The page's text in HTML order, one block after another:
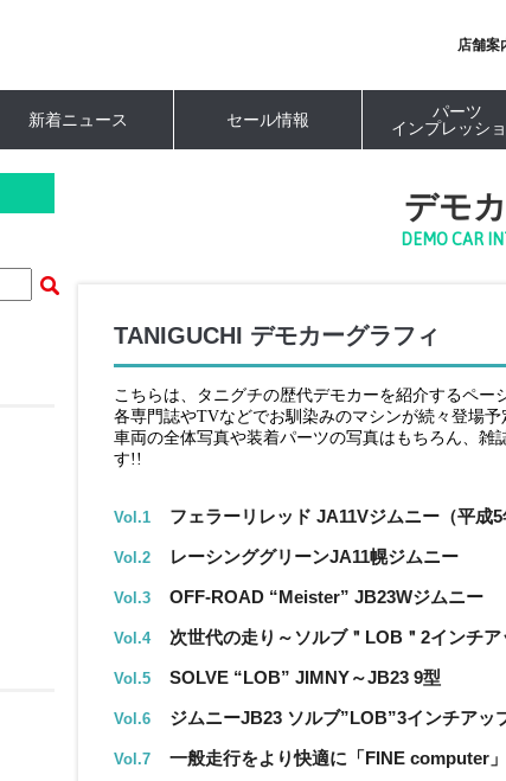
店舗案
新着ニュース セール情報
パーツ
インプレッシ
デモ
DEMO CAR
TANIGUCHI デモカーグラフィ
こちらは、タニグチの歴代デモカーを紹介するペー
各専門誌やTVなどでお馴染みのマシンが続々登場予
車両の全体写真や装着パーツの写真はもちろん、
す!!
Vol.1 フェラーリレッド JA11Vジムニー（平成5
Vol.2 レーシンググリーンJA11幌ジムニー
Vol.3 OFF-ROAD “Meister” JB23Wジムニー
Vol.4 次世代の走り～ソルブ＂LOB＂2インチア
Vol.5 SOLVE “LOB” JIMNY～JB23 9型
Vol.6 ジムニーJB23 ソルブ”LOB”3インチアッ
Vol.7 一般走行をより快適に「FINE computer